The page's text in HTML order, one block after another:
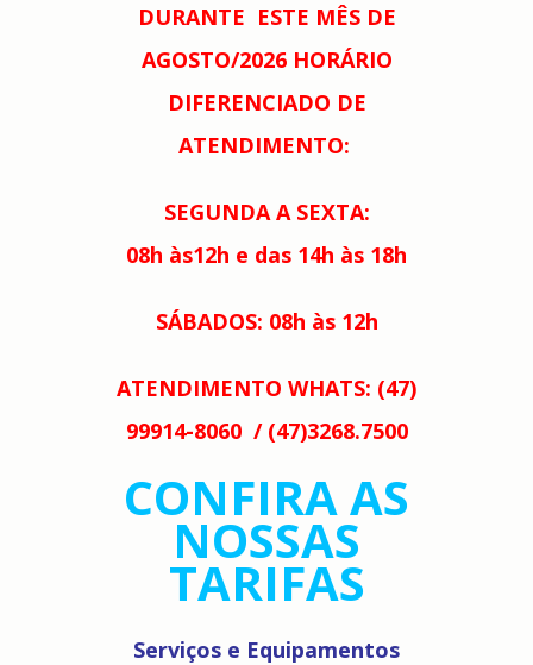
DURANTE ESTE MÊS DE
AGOSTO/2026 HORÁRIO
DIFERENCIADO DE
ATENDIMENTO:
SEGUNDA A SEXTA:
08h às12h e das 14h às 18h
SÁBADOS: 08h às 12h
ATENDIMENTO WHATS: (47)
99914-8060 / (47)3268.7500
CONFIRA AS
NOSSAS
TARIFAS
Serviços e Equipamentos